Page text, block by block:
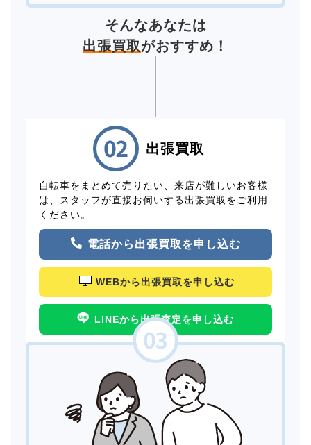
そんなあなたは
出張買取がおすすめ！
出張買取
自転車をまとめて売りたい、来店が難しいお客様
は、スタッフが直接お伺いする出張買取をご利用
ください。
電話から出張買取を申し込む
WEBから出張買取を申し込む
LINEから出張査定を申し込む